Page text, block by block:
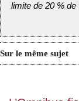
limite de 20 %
Sur le même sujet